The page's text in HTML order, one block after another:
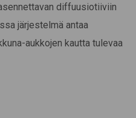
diffuusiotiiviin
järjestelmä antaa
aukkojen kautta tulevaa